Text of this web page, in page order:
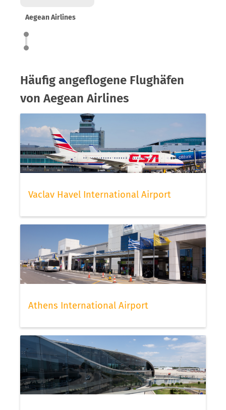
Aegean Airlines
Häufig angeflogene Flughäfen
von Aegean Airlines
Vaclav Havel International Airport
Athens International Airport